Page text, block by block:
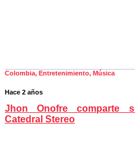
Colombia, Entretenimiento, Música
Hace 2 años
Jhon Onofre comparte
Catedral Stereo